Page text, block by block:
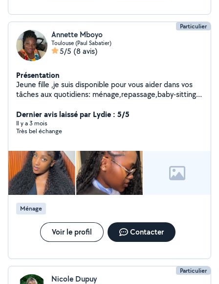
Particulier
Annette Mboyo
Toulouse (Paul Sabatier)
5/5 (8 avis)
Présentation
Jeune fille ,je suis disponible pour vous aider dans vos
tâches aux quotidiens: ménage,repassage,baby-sitting,
perruques,extensions de cheveux ,coloration,découpe
et knotless braids).
Dernier avis laissé par Lydie : 5/5
Il y a 3 mois
Très bel échange
Ménage
Voir le profil Contacter
Particulier
Nicole Dupuy